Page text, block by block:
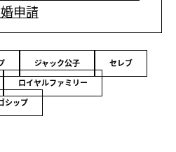
申請
ジャック公子
セレブ
ロイヤルファミリー
シップ